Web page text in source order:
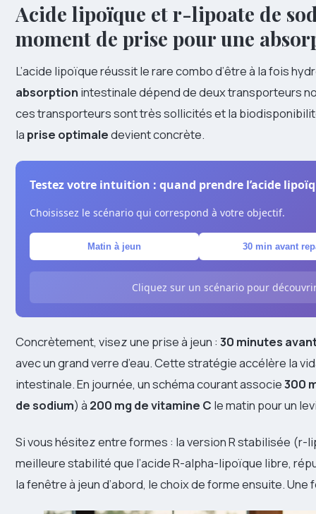
Acide lipoïque et r-lipoate de
moment de prise pour une
L’acide lipoïque réussit le rare combo d’être à la fois
absorption intestinale dépend de deux transporteurs
ces transporteurs sont très sollicités et la
la prise optimaledevient concrète.
Testez votre intuition : quand prendre l’acide
Choisissez le scénario qui correspond à votre objectif.
Matin à jeun 30 min avant
Cliquez sur un scénario pour
Concrètement, visez une prise à jeun : 30 minutes
avec un grand verre d’eau. Cette stratégie accélère la
intestinale. En journée, un schéma courant associe300
de sodium) à 200 mg de vitamine C le matin pour un
Si vous hésitez entre formes : la version R stabilisée
meilleure stabilité que l’acide R-alpha-lipoïque libre,
la fenêtre à jeun d’abord, le choix de forme ensuite.